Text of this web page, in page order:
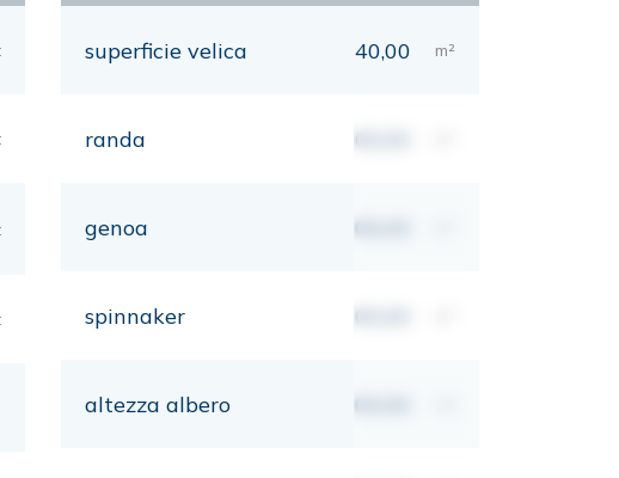
superficie velica 40,00 m²
randa 00,00
genoa 00,00
spinnaker 00,00
altezza albero 00,00